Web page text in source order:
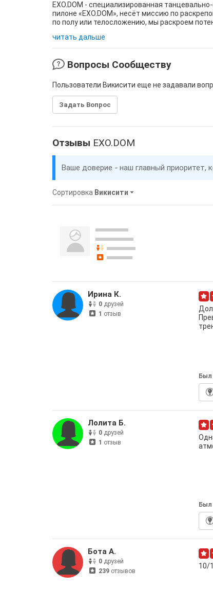
EXO.DOM - специализированная
пилоне «EXO.DOM», несёт миссию по
по полу или телосложению, мы раскроем
читать дальше
Вопросы Сообществу
Пользователи Викисити еще не задавали
Задать Вопрос
Отзывы EXO.DOM
Ваше доверие - наш главный приоритет,
Сортировка Викисити
Ирина К.
0 друзей
1 отзыв
Был
Лолита Б.
0 друзей
1 отзыв
Был
Бота А.
0 друзей
239 отзывов
10/